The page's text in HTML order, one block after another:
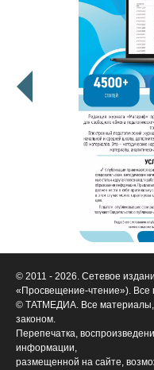
© 2011 - 2026. Сетевое
«Просвещение-чтение»).
© ТАТМЕДИА. Все
законом.
Перепечатка,
информации,
размещенной на сайте,